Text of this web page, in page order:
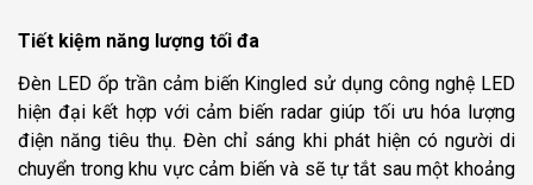
Tiết kiệm năng lượng tối đa
Đèn LED ốp trần cảm biến Kingled sử dụng công nghệ LED
hiện đại kết hợp với cảm biến radar giúp tối ưu hóa lượng
điện năng tiêu thụ. Đèn chỉ sáng khi phát hiện có người di
chuyển trong khu vực cảm biến và sẽ tự tắt sau một khoảng